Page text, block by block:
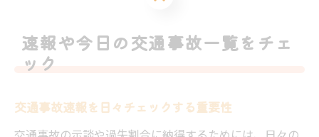
速報や今日の交通事故一覧をチェ
ック
交通事故速報を日々チェックする重要性